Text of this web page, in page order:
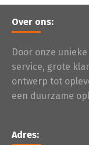
Over ons:
Door onze
service, grote
ontwerp tot
een duurzame
Adres: